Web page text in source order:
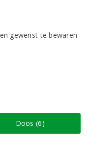
gewenst te bewaren
Doos (6)